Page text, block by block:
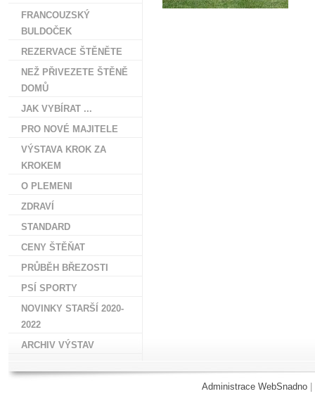
FRANCOUZSKÝ
BULDOČEK
REZERVACE ŠTĚNĚTE
NEŽ PŘIVEZETE ŠTĚNĚ
DOMŮ
JAK VYBÍRAT ...
PRO NOVÉ MAJITELE
VÝSTAVA KROK ZA
KROKEM
O PLEMENI
ZDRAVÍ
STANDARD
CENY ŠTĚŇAT
PRŮBĚH BŘEZOSTI
PSÍ SPORTY
NOVINKY STARŠÍ 2020-
2022
ARCHIV VÝSTAV
Administrace WebSnadno|